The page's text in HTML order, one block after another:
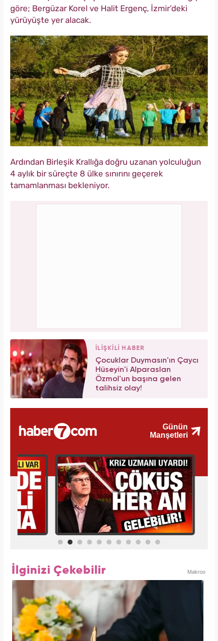
göre; Bergüzar Korel ve Halit Ergenç, İzmir’deki
yürüyüşte yer alacak.
Ardından Birleşik Krallığa doğru uzanan yolculuğun
4 aylık bir süreçte 8 ülke sınırını geçerek
tamamlanması bekleniyor.
İLİŞKİLİ HABER
Çocuklar Duymasın'ın Çaycı
Hüseyin'i Alparaslan
Özmol'un başına gelen
talihsiz olay!
İlginizi Çekebilir Makroo